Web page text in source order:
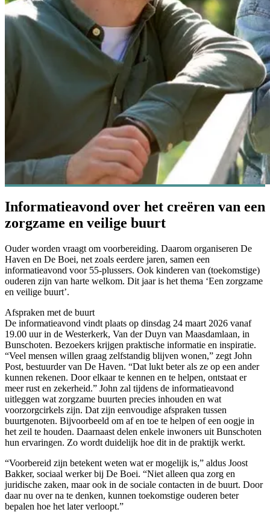
Informatieavond over het creëren van een
zorgzame en veilige buurt
Ouder worden vraagt om voorbereiding. Daarom organiseren De
Haven en De Boei, net zoals eerdere jaren, samen een
informatieavond voor 55-plussers. Ook kinderen van (toekomstige)
ouderen zijn van harte welkom. Dit jaar is het thema ‘Een zorgzame
en veilige buurt’.
Afspraken met de buurt
De informatieavond vindt plaats op dinsdag 24 maart 2026 vanaf
19.00 uur in de Westerkerk, Van der Duyn van Maasdamlaan, in
Bunschoten. Bezoekers krijgen praktische informatie en inspiratie.
“Veel mensen willen graag zelfstandig blijven wonen,” zegt John
Post, bestuurder van De Haven. “Dat lukt beter als ze op een ander
kunnen rekenen. Door elkaar te kennen en te helpen, ontstaat er
meer rust en zekerheid.” John zal tijdens de informatieavond
uitleggen wat zorgzame buurten precies inhouden en wat
voorzorgcirkels zijn. Dat zijn eenvoudige afspraken tussen
buurtgenoten. Bijvoorbeeld om af en toe te helpen of een oogje in
het zeil te houden. Daarnaast delen enkele inwoners uit Bunschoten
hun ervaringen. Zo wordt duidelijk hoe dit in de praktijk werkt.
“Voorbereid zijn betekent weten wat er mogelijk is,” aldus Joost
Bakker, sociaal werker bij De Boei. “Niet alleen qua zorg en
juridische zaken, maar ook in de sociale contacten in de buurt. Door
daar nu over na te denken, kunnen toekomstige ouderen beter
bepalen hoe het later verloopt.”